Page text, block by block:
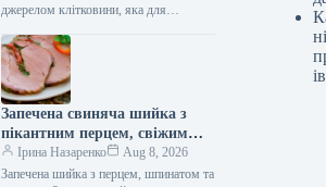
джерелом клітковини, яка для
складовою для покращення травлення.
Однак у деяких…
Запечена свиняча шийка з
пікантним перцем, свіжим
шпинатом та італійським
прошутто: розкішна страва
Ірина Назаренко
Aug 8, 2026
Запечена шийка з перцем, шпинатом та
ів